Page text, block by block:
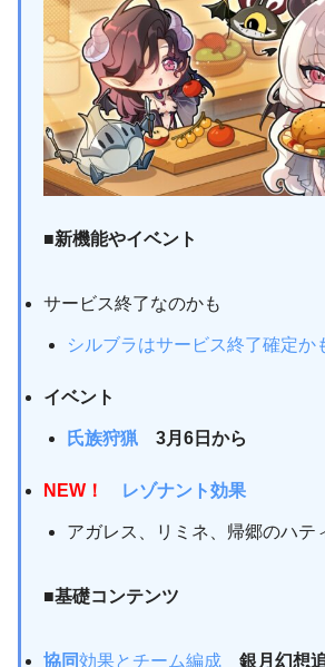
■新機能やイベント
サービス終了なのかも
シルブラはサービス終了確定
イベント
氏族狩猟3月6日から
NEW！ レゾナント効果
アガレス、リミネ、帰郷のハテ
■基礎コンテンツ
協同効果とチーム編成 銀月幻想